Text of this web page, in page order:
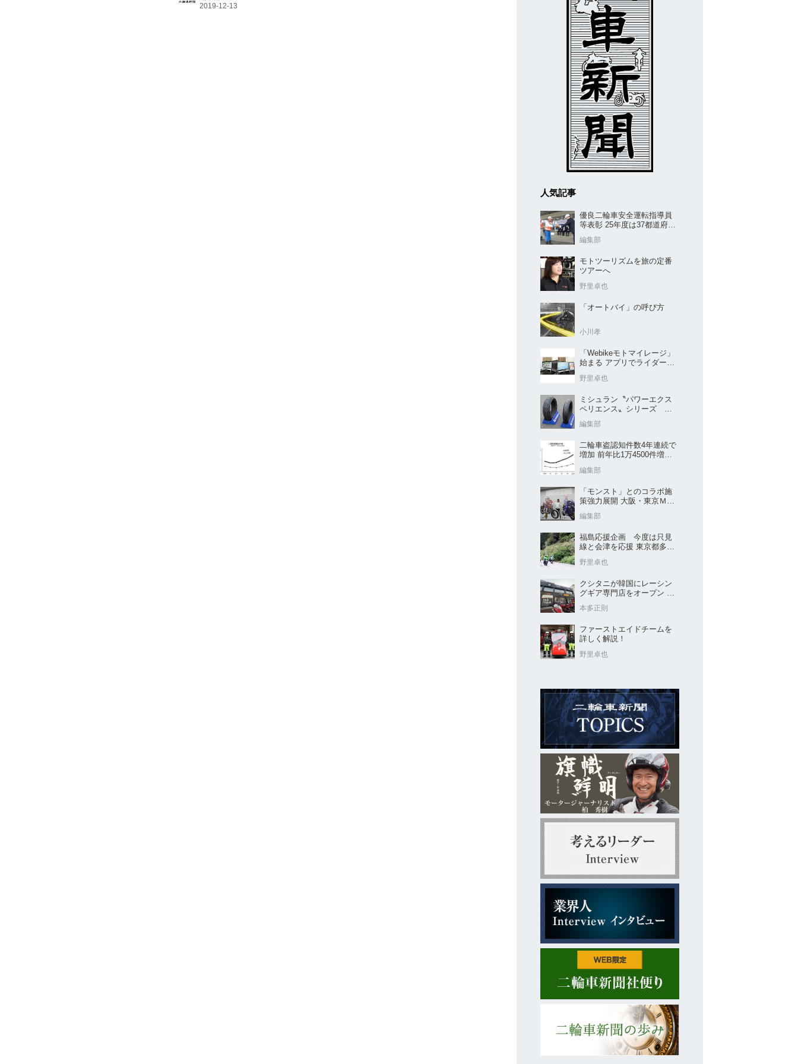
人気記事
優良二輪車安全運転指導員
等表彰 25年度は37都道府県
編集部
モトツーリズムを旅の定番
ツアーへ
野里卓也
「オートバイ」の呼び方
小川孝
「Webikeモトマイレージ」
始まる アプリでライダーと
野里卓也
ミシュラン〝パワーエクス
ペリエンス〟シリーズ
売
編集部
二輪車盗認知件数4年連続で
増加 前年比1万4500件増／
編集部
「モンスト」とのコラボ施
策強力展開 大阪・東京ＭＣ
編集部
福島応援企画 今度は只見
線と会津を応援 東京都多摩
野里卓也
クシタニが韓国にレーシン
グギア専門店をオープン 今
に展開
本多正則
ファーストエイドチームを
詳しく解説！
野里卓也